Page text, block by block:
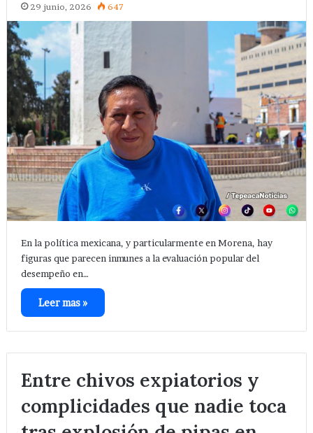
29 junio, 2026 647
En la política mexicana, y particularmente en Morena, hay
figuras que parecen inmunes a la evaluación popular del
desempeño en…
Leer mas »
Entre chivos expiatorios y
complicidades que nadie toca